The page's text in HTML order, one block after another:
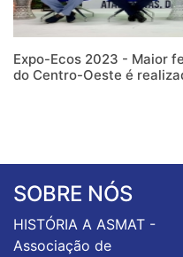
Expo-Ecos 2023 - Maior
do Centro-Oeste é
SOBRE NÓS
HISTÓRIA A ASMAT -
Associação de